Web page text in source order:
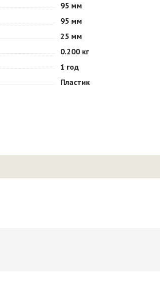
95 мм
95 мм
25 мм
0.200 кг
1 год
Пластик